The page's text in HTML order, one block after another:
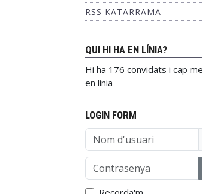
RSS KATARRAMA
QUI HI HA EN LÍNIA?
Hi ha 176 convidats i cap
en línia
LOGIN FORM
Nom d'usuari
Contrasenya